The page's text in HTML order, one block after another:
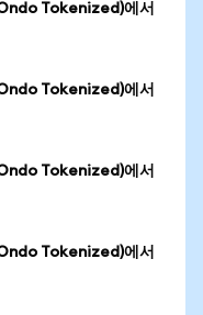
Tokenized)에서
Tokenized)에서
Tokenized)에서
Tokenized)에서